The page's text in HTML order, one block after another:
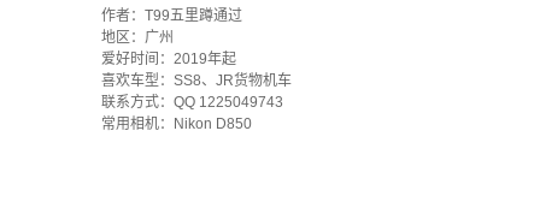
作者：T99五里蹲通过
地区：广州
爱好时间：2019年起
喜欢车型：SS8、JR货物机车
联系方式：QQ 1225049743
常用相机：Nikon D850